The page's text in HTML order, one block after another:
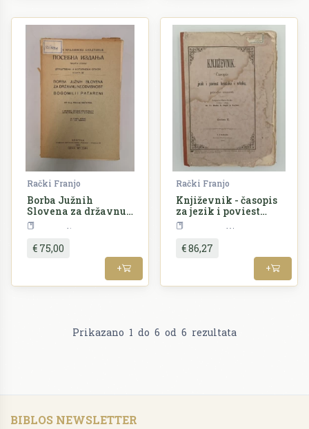
Rački Franjo
Borba Južnih
Slovena za državnu
neodvisnost /
Bogomili i patareni
€ 75,00
+
Rački Franjo
Književnik - časopis
za jezik i poviest
Hrvatsku i srbsku, i
prirodne znanosti
€ 86,27
+
Prikazano 1 do 6 od 6 rezultata
BIBLOS NEWSLETTER